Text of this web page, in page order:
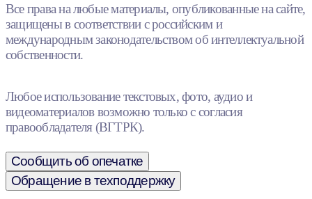
Все права на любые материалы, опубликованные на сайте,
защищены в соответствии с российским и
международным законодательством об интеллектуальной
собственности.
Любое использование текстовых, фото, аудио и
видеоматериалов возможно только с согласия
правообладателя (ВГТРК).
Сообщить об опечатке
Обращение в техподдержку